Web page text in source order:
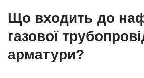
Що входить до
газової
арматури?